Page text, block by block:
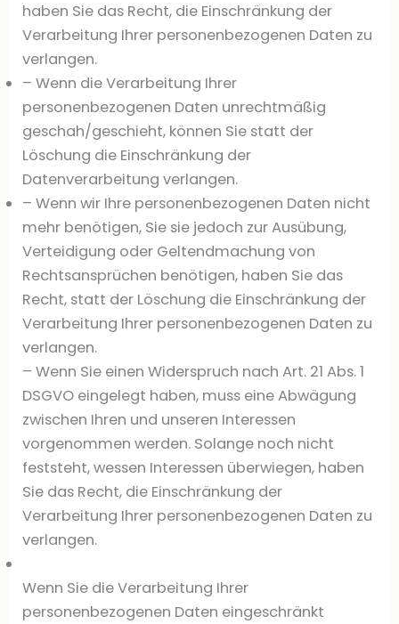
haben Sie das Recht, die Einschränkung der
Verarbeitung Ihrer personenbezogenen Daten zu
verlangen.
– Wenn die Verarbeitung Ihrer
personenbezogenen Daten unrechtmäßig
geschah/geschieht, können Sie statt der
Löschung die Einschränkung der
Datenverarbeitung verlangen.
– Wenn wir Ihre personenbezogenen Daten nicht
mehr benötigen, Sie sie jedoch zur Ausübung,
Verteidigung oder Geltendmachung von
Rechtsansprüchen benötigen, haben Sie das
Recht, statt der Löschung die Einschränkung der
Verarbeitung Ihrer personenbezogenen Daten zu
verlangen.
– Wenn Sie einen Widerspruch nach Art. 21 Abs. 1
DSGVO eingelegt haben, muss eine Abwägung
zwischen Ihren und unseren Interessen
vorgenommen werden. Solange noch nicht
feststeht, wessen Interessen überwiegen, haben
Sie das Recht, die Einschränkung der
Verarbeitung Ihrer personenbezogenen Daten zu
verlangen.
Wenn Sie die Verarbeitung Ihrer
personenbezogenen Daten eingeschränkt